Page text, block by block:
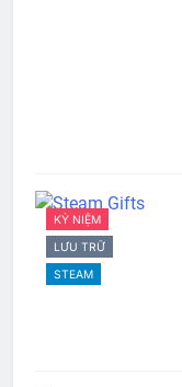
KỶ NIỆM
LƯU TRỮ
STEAM